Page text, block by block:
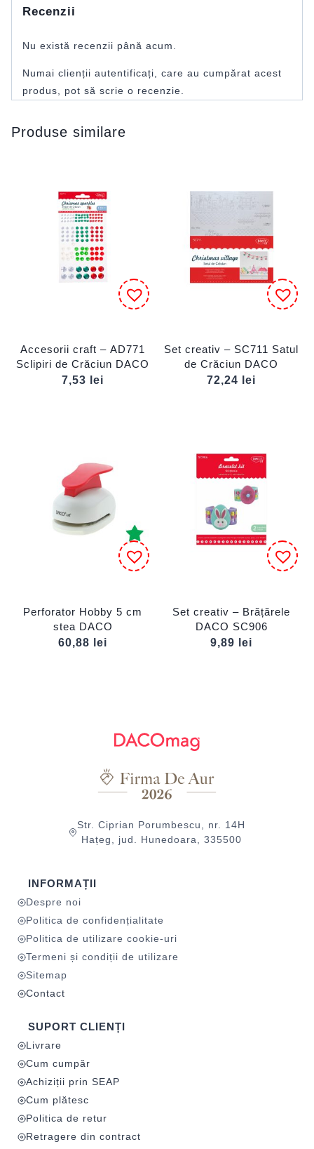
Recenzii
Nu există recenzii până acum.
Numai clienții autentificați, care au cumpărat acest
produs, pot să scrie o recenzie.
Produse similare
Accesorii craft – AD771
Sclipiri de Crăciun DACO
7,53
lei
Set creativ – SC711 Satul
de Crăciun DACO
72,24
lei
Perforator Hobby 5 cm
stea DACO
60,88
lei
Set creativ – Brățărele
DACO SC906
9,89
lei
Str. Ciprian Porumbescu, nr. 14H
Hațeg, jud. Hunedoara, 335500
INFORMAȚII
Despre noi
Politica de confidențialitate
Politica de utilizare cookie-uri
Termeni și condiții de utilizare
Sitemap
Contact
SUPORT CLIENȚI
Livrare
Cum cumpăr
Achiziții prin SEAP
Cum plătesc
Politica de retur
Retragere din contract